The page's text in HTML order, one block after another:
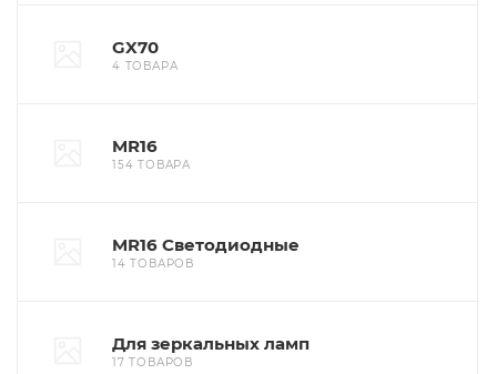
GX70
4 ТОВАРА
MR16
154 ТОВАРА
MR16 Светодиодные
14 ТОВАРОВ
Для зеркальных ламп
17 ТОВАРОВ